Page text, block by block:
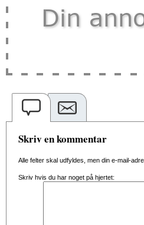
Skriv en kommentar
Alle felter skal udfyldes, men din e-mail-
Skriv hvis du har noget på hjertet: